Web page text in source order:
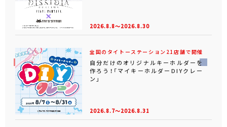
2026.8.8～2026.8.30
全国のタイトーステーション21店舗で開催
自分だけのオリジナルキーホルダーを
作ろう！「マイキーホルダーDIYクレー
ン」
2026.8.7～2026.8.31